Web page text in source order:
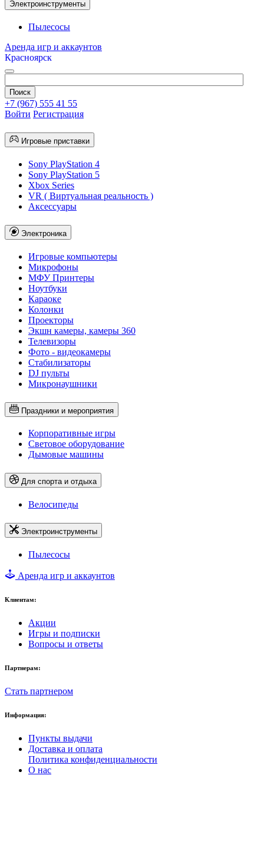
Электроинструменты
Пылесосы
Аренда игр и аккаунтов
Красноярск
+7 (967) 555 41 55
Войти Регистрация
Игровые приставки
Sony PlayStation 4
Sony PlayStation 5
Xbox Series
VR ( Виртуальная реальность )
Аксессуары
Электроника
Игровые компьютеры
Микрофоны
МФУ Принтеры
Ноутбуки
Караоке
Колонки
Проекторы
Экшн камеры, камеры 360
Телевизоры
Фото - видеокамеры
Стабилизаторы
DJ пульты
Микронаушники
Праздники и мероприятия
Корпоративные игры
Световое оборудование
Дымовые машины
Для спорта и отдыха
Велосипеды
Электроинструменты
Пылесосы
Аренда игр и аккаунтов
Клиентам:
Акции
Игры и подписки
Вопросы и ответы
Партнерам:
Стать партнером
Информация:
Пункты выдачи
Доставка и оплата
Политика конфиденциальности
О нас